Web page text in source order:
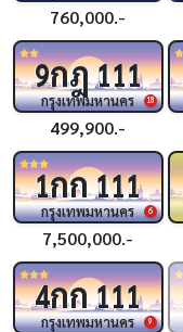
760,000.-
18
9กฎ111
กรุงเทพมหานคร
499,900.-
6
1กก111
กรุงเทพมหานคร
7,500,000.-
9
4กก111
กรุงเทพมหานคร